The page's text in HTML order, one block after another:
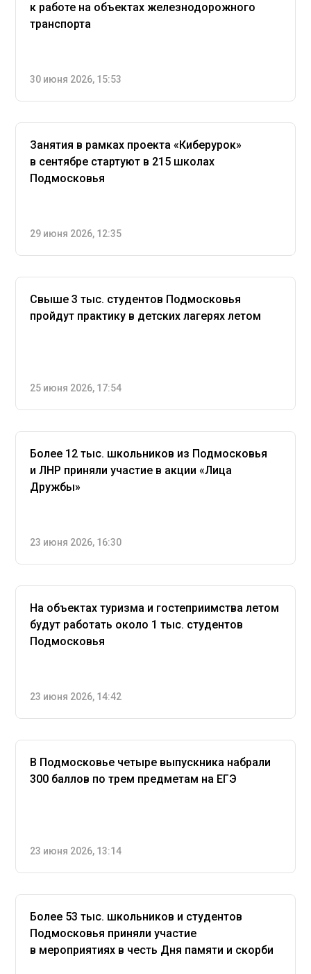
к работе на объектах железнодорожного
транспорта
30 июня 2026, 15:53
Занятия в рамках проекта «Киберурок»
в сентябре стартуют в 215 школах
Подмосковья
29 июня 2026, 12:35
Свыше 3 тыс. студентов Подмосковья
пройдут практику в детских лагерях летом
25 июня 2026, 17:54
Более 12 тыс. школьников из Подмосковья
и ЛНР приняли участие в акции «Лица
Дружбы»
23 июня 2026, 16:30
На объектах туризма и гостеприимства летом
будут работать около 1 тыс. студентов
Подмосковья
23 июня 2026, 14:42
В Подмосковье четыре выпускника набрали
300 баллов по трем предметам на ЕГЭ
23 июня 2026, 13:14
Более 53 тыс. школьников и студентов
Подмосковья приняли участие
в мероприятиях в честь Дня памяти и скорби